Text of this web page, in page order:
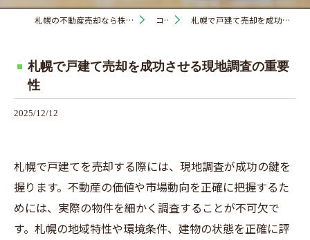
札幌の不動産売却なら株式会社サポートホーム コラム 札幌で戸建て売却を成功させる現地調査の重要性
札幌で戸建て売却を成功させる現地調査の重要
性
2025/12/12
札幌で戸建てを売却する際には、現地調査が成功の鍵を
握ります。不動産の価値や市場動向を正確に把握するた
めには、実際の物件を細かく調査することが不可欠で
す。札幌の地域特性や環境条件、建物の状態を正確に評